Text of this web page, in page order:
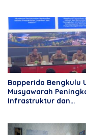
Bapperida Bengkulu
Musyawarah
Infrastruktur dan